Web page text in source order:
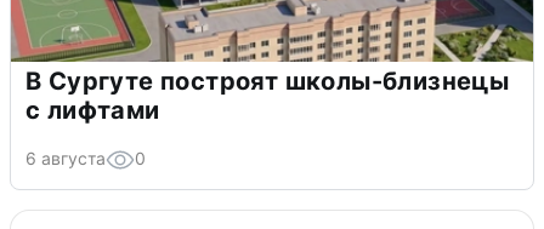
В Сургуте построят школы-близнецы
с лифтами
6 августа 0